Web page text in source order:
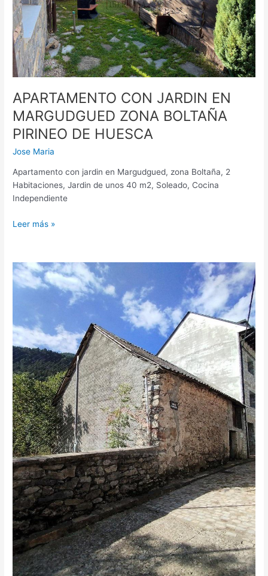
APARTAMENTO CON JARDIN EN
MARGUDGUED ZONA BOLTAÑA
PIRINEO DE HUESCA
Jose Maria
Apartamento con jardin en Margudgued, zona Boltaña, 2
Habitaciones, Jardin de unos 40 m2, Soleado, Cocina
Independiente
DE
HUESCA
Leer más »
EDIFICIO
URBANO
BIELSA
–
PIRINEO
DE
HUESCA-
VALLE
DE
PINETA